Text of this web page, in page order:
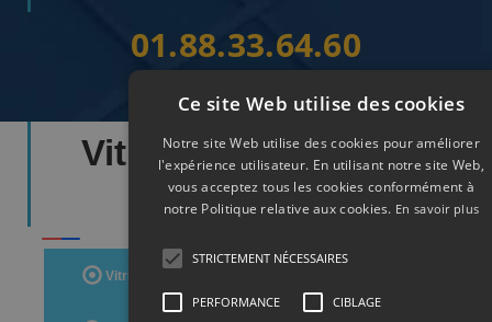
01.88.33.64.60
Vitrier Départements
Essonne
Vitrier Evry
Ce site Web utilise des cookies
Notre site Web utilise des cookies pour améliorer
l'expérience utilisateur. En utilisant notre site Web,
vous acceptez tous les cookies conformément à
notre Politique relative aux cookies. En savoir plus
STRICTEMENT NÉCESSAIRES
PERFORMANCE CIBLAGE